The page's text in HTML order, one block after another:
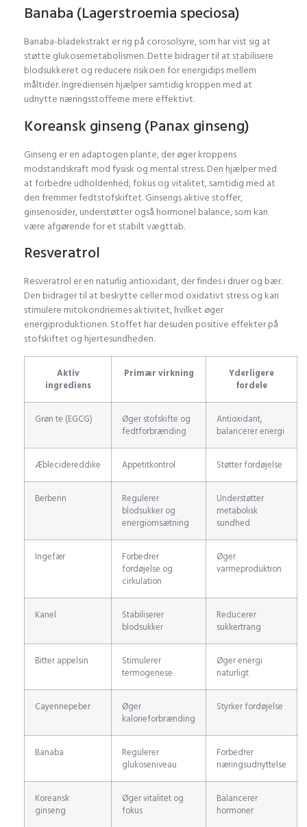
Banaba (Lagerstroemia speciosa)
Banaba-bladekstrakt er rig på corosolsyre, som har vist sig at
støtte glukosemetabolismen. Dette bidrager til at stabilisere
blodsukkeret og reducere risikoen for energidips mellem
måltider. Ingrediensen hjælper samtidig kroppen med at
udnytte næringsstofferne mere effektivt.
Koreansk ginseng (Panax ginseng)
Ginseng er en adaptogen plante, der øger kroppens
modstandskraft mod fysisk og mental stress. Den hjælper med
at forbedre udholdenhed, fokus og vitalitet, samtidig med at
den fremmer fedtstofskiftet. Ginsengs aktive stoffer,
ginsenosider, understøtter også hormonel balance, som kan
være afgørende for et stabilt vægttab.
Resveratrol
Resveratrol er en naturlig antioxidant, der findes i druer og bær.
Den bidrager til at beskytte celler mod oxidativt stress og kan
stimulere mitokondriernes aktivitet, hvilket øger
energiproduktionen. Stoffet har desuden positive effekter på
stofskiftet og hjertesundheden.
Aktiv
ingrediens
Primær virkning
Yderligere
fordele
Grøn te (EGCG)
Øger stofskifte og
fedtforbrænding
Antioxidant,
balancerer energi
Æblecidereddike Appetitkontrol Støtter fordøjelse
Berberin
Regulerer
blodsukker og
energiomsætning
Understøtter
metabolisk
sundhed
Ingefær
Forbedrer
fordøjelse og
cirkulation
Øger
varmeproduktion
Kanel
Stabiliserer
blodsukker
Reducerer
sukkertrang
Bitter appelsin
Stimulerer
termogenese
Øger energi
naturligt
Cayennepeber
Øger
kalorieforbrænding
Styrker fordøjelse
Banaba
Regulerer
glukoseniveau
Forbedrer
næringsudnyttelse
Koreansk
ginseng
Øger vitalitet og
fokus
Balancerer
hormoner